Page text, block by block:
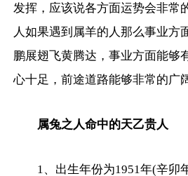
发挥，应该说各方面运势会非常
人如果遇到属羊的人那么事业方
鹏展翅飞黄腾达，事业方面能够
心十足，前途道路能够非常的广
属兔之人命中的天乙贵人
1、出生年份为1951年(辛卯